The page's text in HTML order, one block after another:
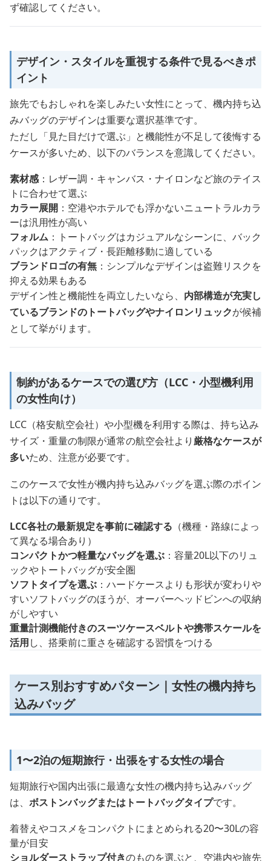
ず確認してください。
デザイン・スタイルを重視する条件で見るべきポ
イント
旅先でもおしゃれを楽しみたい女性にとって、機内持ち込
みバッグのデザインは重要な選択基準です。
ただし「見た目だけで選ぶ」と機能性が不足して後悔する
ケースが多いため、以下のバランスを意識してください。
素材感：レザー調・キャンバス・ナイロンなど旅のテイス
トに合わせて選ぶ
カラー展開 ：空港やホテルでも浮かないニュートラルカラ
ーは汎用性が高い
フォルム ：トートバッグはカジュアルなシーンに、バック
パックはアクティブ・長距離移動に適している
ブランドロゴの有無 ：シンプルなデザインは盗難リスクを
抑える効果もある
デザイン性と機能性を両立したいなら、 内部構造が充実し
ているブランドのトートバッグやナイロンリュックが候補
として挙がります。
制約があるケースでの選び方（LCC・小型機利用
の女性向け）
LCC（格安航空会社）や小型機を利用する際は、持ち込み
サイズ・重量の制限が通常の航空会社より 厳格なケースが
多いため、注意が必要です。
このケースで女性が機内持ち込みバッグを選ぶ際のポイン
トは以下の通りです。
LCC各社の最新規定を事前に確認する （機種・路線によっ
て異なる場合あり）
コンパクトかつ軽量なバッグを選ぶ ：容量20L以下のリュ
ックやトートバッグが安全圏
ソフトタイプを選ぶ ：ハードケースよりも形状が変わりや
すいソフトバッグのほうが、オーバーヘッドビンへの収納
がしやすい
重量計測機能付きのスーツケースベルトや携帯スケールを
活用し、搭乗前に重さを確認する習慣をつける
ケース別おすすめパターン｜女性の機内持ち
込みバッグ
1〜2泊の短期旅行・出張をする女性の場合
短期旅行や国内出張に最適な女性の機内持ち込みバッグ
は、 ボストンバッグまたはトートバッグタイプです。
着替えやコスメをコンパクトにまとめられる20〜30Lの容
量が目安
ショルダーストラップ付きのものを選ぶと、空港内や旅先